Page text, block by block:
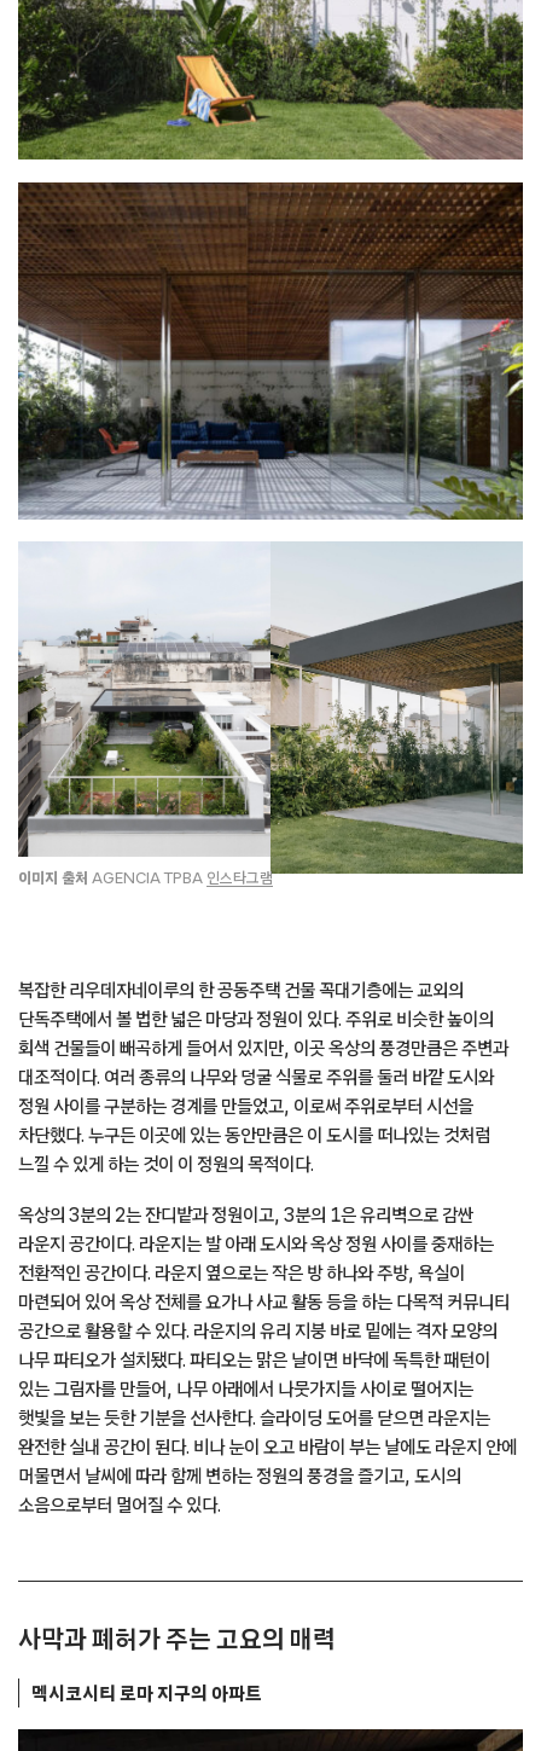
이미지 출처 AGENCIA TPBA 인스타그램
복잡한 리우데자네이루의 한 공동주택 건물 꼭대기층에는 교외의
단독주택에서 볼 법한 넓은 마당과 정원이 있다. 주위로 비슷한 높이의
회색 건물들이 빼곡하게 들어서 있지만, 이곳 옥상의 풍경만큼은 주변과
대조적이다. 여러 종류의 나무와 덩굴 식물로 주위를 둘러 바깥 도시와
정원 사이를 구분하는 경계를 만들었고, 이로써 주위로부터 시선을
차단했다. 누구든 이곳에 있는 동안만큼은 이 도시를 떠나있는 것처럼
느낄 수 있게 하는 것이 이 정원의 목적이다.
옥상의 3분의 2는 잔디밭과 정원이고, 3분의 1은 유리벽으로 감싼
라운지 공간이다. 라운지는 발 아래 도시와 옥상 정원 사이를 중재하는
전환적인 공간이다. 라운지 옆으로는 작은 방 하나와 주방, 욕실이
마련되어 있어 옥상 전체를 요가나 사교 활동 등을 하는 다목적 커뮤니티
공간으로 활용할 수 있다. 라운지의 유리 지붕 바로 밑에는 격자 모양의
나무 파티오가 설치됐다. 파티오는 맑은 날이면 바닥에 독특한 패턴이
있는 그림자를 만들어, 나무 아래에서 나뭇가지들 사이로 떨어지는
햇빛을 보는 듯한 기분을 선사한다. 슬라이딩 도어를 닫으면 라운지는
완전한 실내 공간이 된다. 비나 눈이 오고 바람이 부는 날에도 라운지 안에
머물면서 날씨에 따라 함께 변하는 정원의 풍경을 즐기고, 도시의
소음으로부터 멀어질 수 있다.
사막과 폐허가 주는 고요의 매력
멕시코시티 로마 지구의 아파트